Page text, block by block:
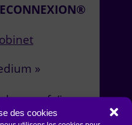
des cookies
®
»
jean-